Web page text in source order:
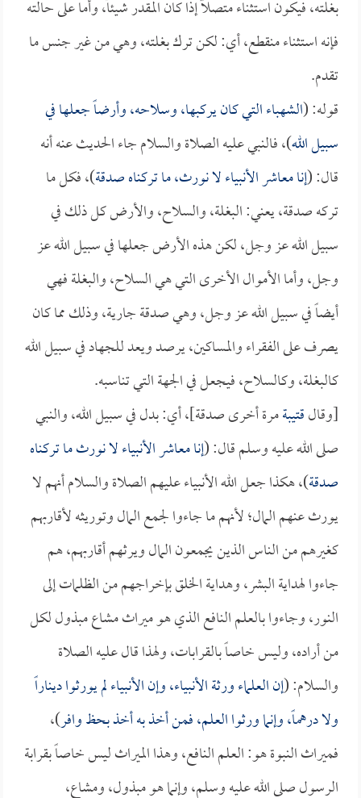
بغلته، فيكون استثناء متصلاً إذا كان المقدر شيئاً، وأما على حالته
فإنه استثناء منقطع، أي: لكن ترك بغلته، وهي من غير جنس ما
تقدم.
قوله: (الشهباء التي كان يركبها، وسلاحه، وأرضاً جعلها في
سبيل الله)، فالنبي عليه الصلاة والسلام جاء الحديث عنه أنه
قال: (إنا معاشر الأنبياء لا نورث، ما تركناه صدقة)، فكل ما
تركه صدقة، يعني: البغلة، والسلاح، والأرض كل ذلك في
سبيل الله عز وجل، لكن هذه الأرض جعلها في سبيل الله عز
وجل، وأما الأموال الأخرى التي هي السلاح، والبغلة فهي
أيضاً في سبيل الله عز وجل، وهي صدقة جارية، وذلك مما كان
يصرف على الفقراء والمساكين، يرصد ويعد للجهاد في سبيل الله
كالبغلة، وكالسلاح، فيجعل في الجهة التي تناسبه.
[وقالقتيبةمرة أخرى صدقة]، أي: بدل في سبيل الله، والنبي
صلى الله عليه وسلم قال: (إنا معاشر الأنبياء لا نورث ما تركناه
صدقة)، هكذا جعل الله الأنبياء عليهم الصلاة والسلام أنهم لا
يورث عنهم المال؛ لأنهم ما جاءوا لجمع المال وتوريثه لأقاربهم
كغيرهم من الناس الذين يجمعون المال ويرثهم أقاربهم، هم
جاءوا لهداية البشر، وهداية الخلق بإخراجهم من الظلمات إلى
النور، وجاءوا بالعلم النافع الذي هو ميراث مشاع مبذول لكل
من أراده، وليس خاصاً بالقرابات، ولهذا قال عليه الصلاة
والسلام: (إن العلماء ورثة الأنبياء، وإن الأنبياء لم يورثوا ديناراً
ولا درهماً، وإنما ورثوا العلم، فمن أخذ به أخذ بحظ وافر)،
فميراث النبوة هو: العلم النافع، وهذا الميراث ليس خاصاً بقرابة
الرسول صلى الله عليه وسلم، وإنما هو مبذول، ومشاع،